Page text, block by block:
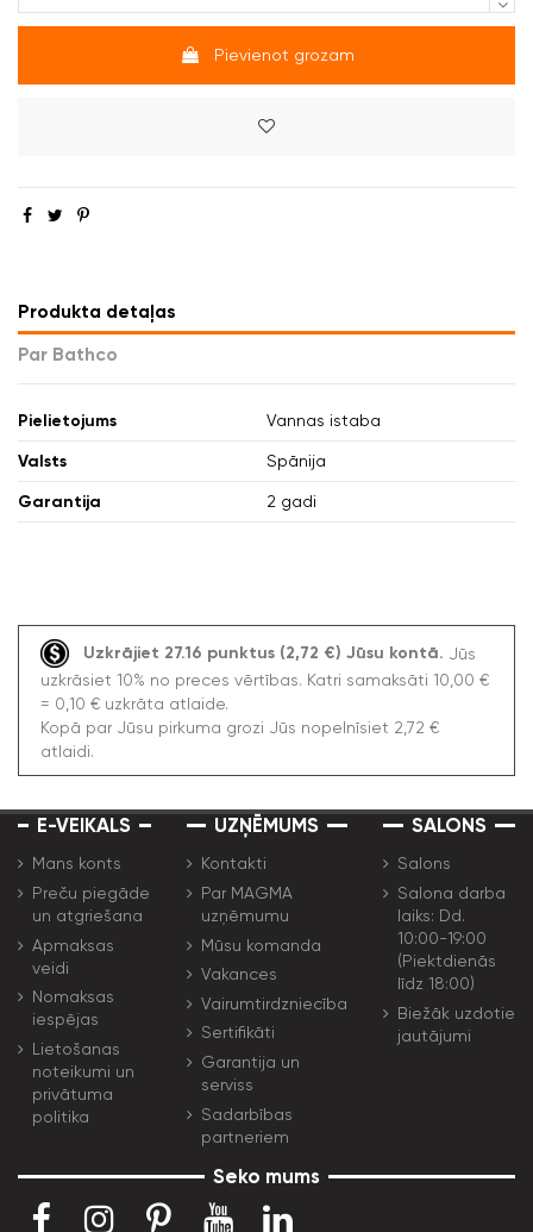
Pievienot grozam
Produkta detaļas
Par Bathco
Pielietojums Vannas istaba
Valsts Spānija
Garantija 2 gadi
Uzkrājiet 27.16 punktus (2,72 €) Jūsu kontā.
Jūs
uzkrāsiet 10% no preces vērtības. Katri samaksāti 10,00 €
= 0,10 € uzkrāta atlaide.
Kopā par Jūsu pirkuma grozi Jūs nopelnīsiet 2,72 €
atlaidi.
E-VEIKALS
Mans konts
Preču piegāde
un atgriešana
Apmaksas
veidi
Nomaksas
iespējas
Lietošanas
noteikumi un
privātuma
politika
UZŅĒMUMS
Kontakti
Par MAGMA
uzņēmumu
Mūsu komanda
Vakances
Vairumtirdzniecība
Sertifikāti
Garantija un
serviss
Sadarbības
partneriem
SALONS
Salons
Salona darba
laiks: Dd.
10:00-19:00
(Piektdienās
līdz 18:00)
Biežāk uzdotie
jautājumi
Seko mums